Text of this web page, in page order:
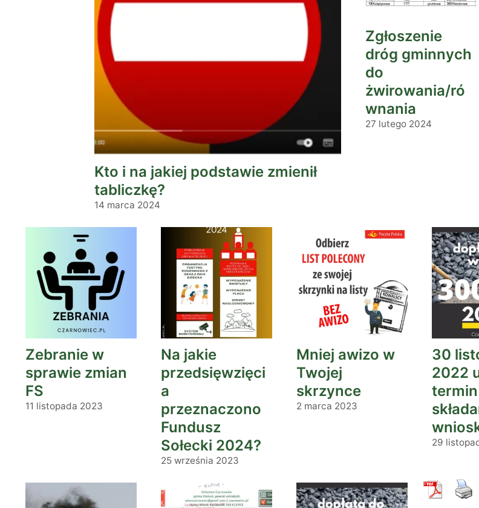
Kto i na jakiej podstawie zmienił
tabliczkę?
14 marca 2024
Zgłoszenie
dróg gminnych
do
żwirowania/ró
wnania
27 lutego 2024
Zebranie w
sprawie zmian
FS
11 listopada 2023
Na jakie
przedsięwzięci
a
przeznaczono
Fundusz
Sołecki 2024?
25 września 2023
Mniej awizo w
Twojej
skrzynce
2 marca 2023
30
2022
termin
29